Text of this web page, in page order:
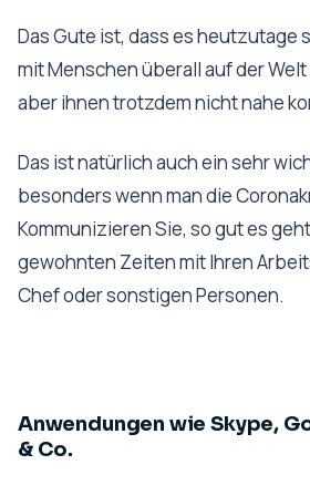
Das Gute ist, dass es heutzutage
mit Menschen überall auf der
aber ihnen trotzdem nicht nahe
Das ist natürlich auch ein sehr
besonders wenn man die
Kommunizieren Sie, so gut es
gewohnten Zeiten mit Ihren
Chef oder sonstigen Personen.
Anwendungen wie Skype,
& Co.